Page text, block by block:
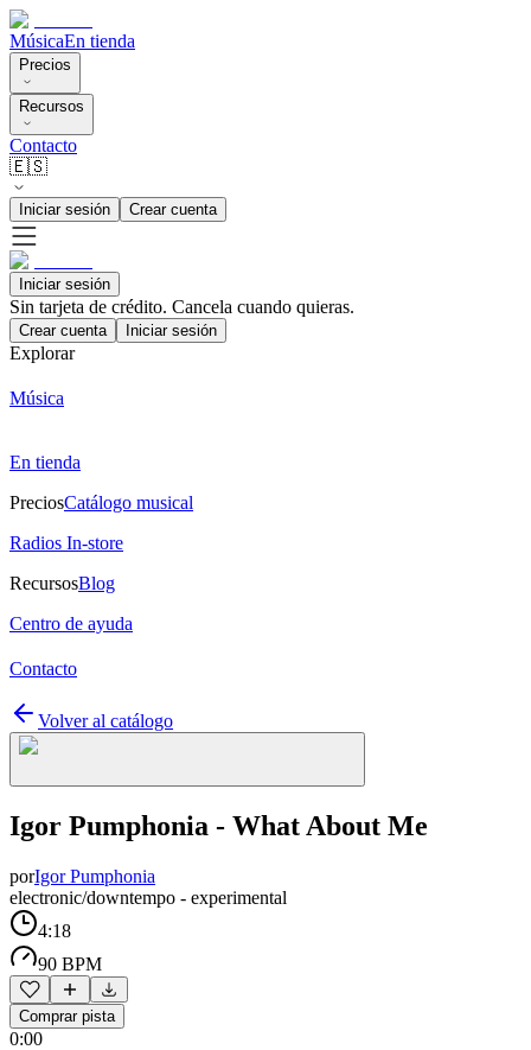
MúsicaEn tienda
Precios
Recursos
Contacto
🇪🇸
Iniciar sesión Crear cuenta
Iniciar sesión
Sin tarjeta de crédito. Cancela cuando quieras.
Crear cuenta Iniciar sesión
Explorar
Música
En tienda
PreciosCatálogo musical
Radios In-store
RecursosBlog
Centro de ayuda
Contacto
Volver al catálogo
Igor Pumphonia - What About Me
porIgor Pumphonia
electronic/downtempo - experimental
4:18
90 BPM
Comprar pista
0:00